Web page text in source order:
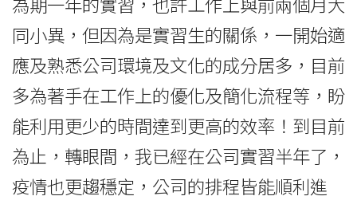
同小異，但因為是實習生的關係，一開始適
應及熟悉公司環境及文化的成分居多，目前
多為著手在工作上的優化及簡化流程等，盼
能利用更少的時間達到更高的效率！到目前
為止，轉眼間，我已經在公司實習半年了，
疫情也更趨穩定，公司的排程皆能順利進